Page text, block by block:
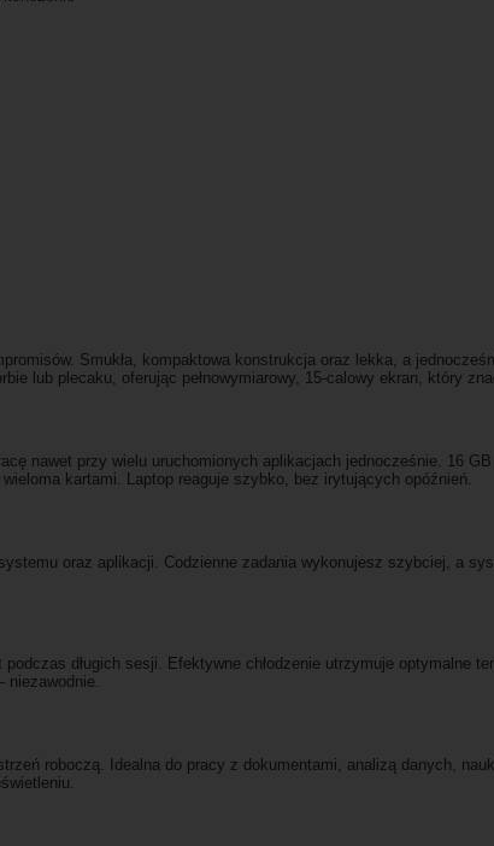
Smukła, kompaktowa konstrukcja oraz lekka, a
lub plecaku, oferując pełnowymiarowy, 15-calowy ekran, który
nawet przy wielu uruchomionych aplikacjach jednocześnie. 16
kartami. Laptop reaguje szybko, bez irytujących opóźnień.
oraz aplikacji. Codzienne zadania wykonujesz szybciej, a
długich sesji. Efektywne chłodzenie utrzymuje optymalne
niezawodnie.
roboczą. Idealna do pracy z dokumentami, analizą danych,